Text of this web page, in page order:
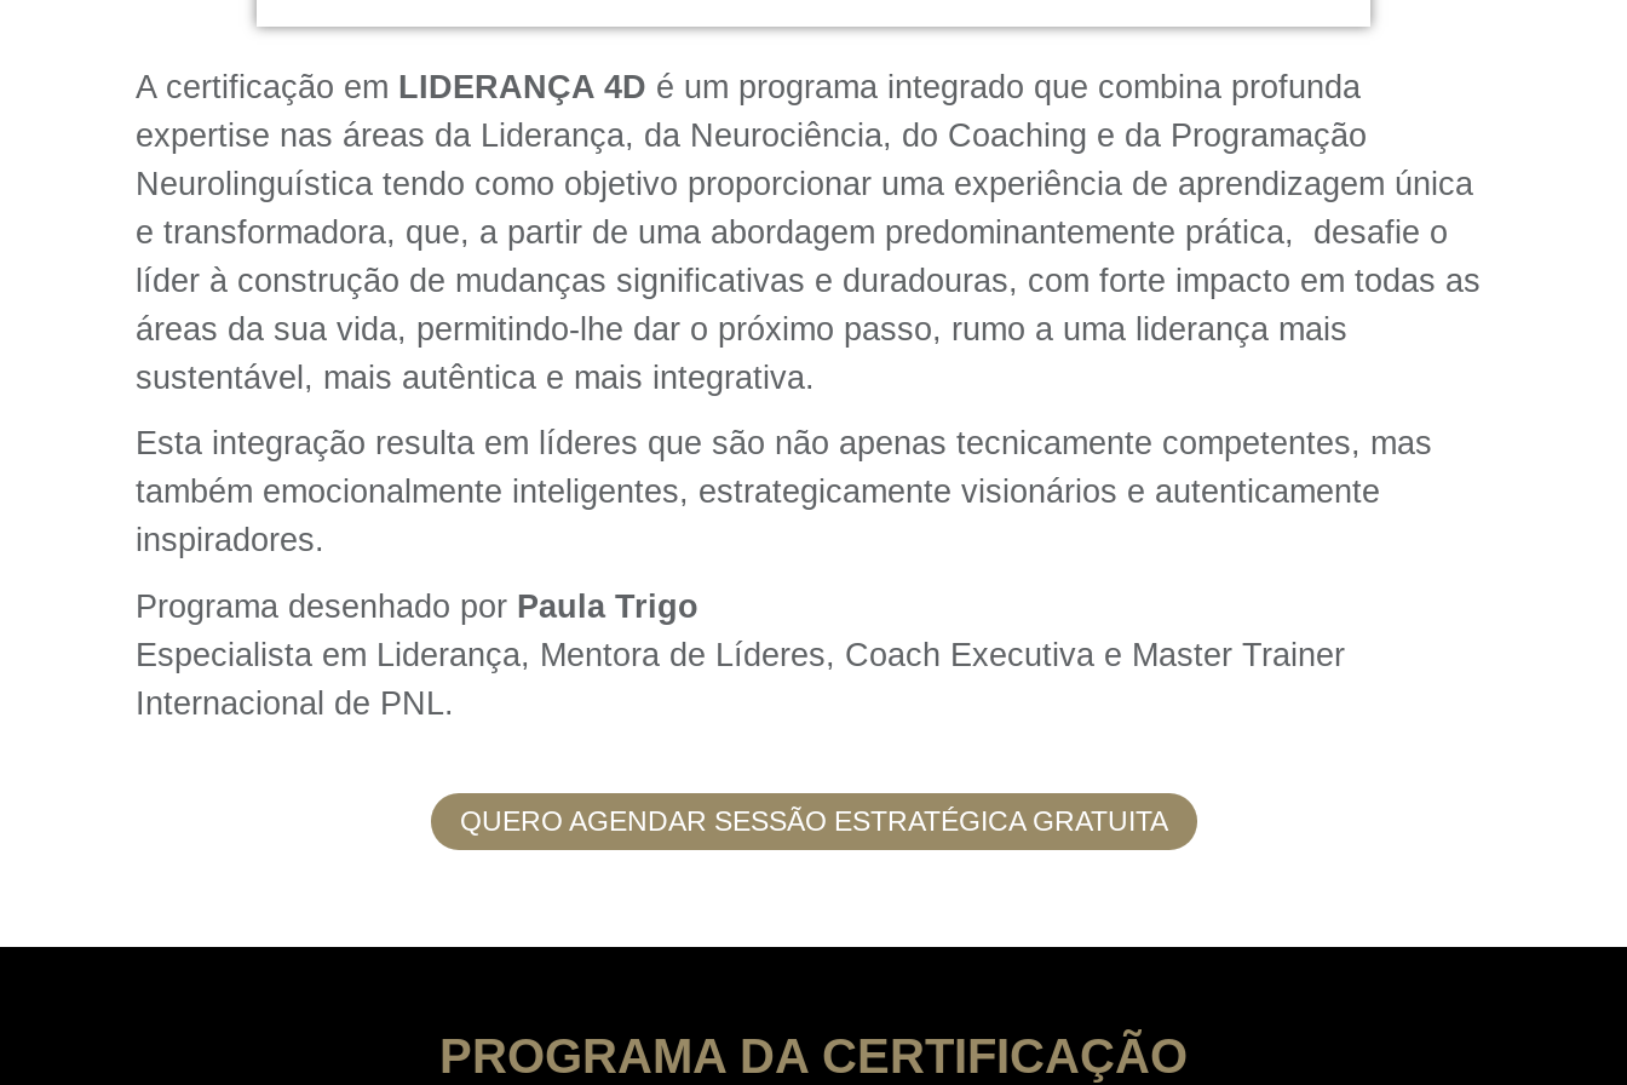
A certificação em LIDERANÇA 4D é um programa integrado que combina profunda
expertise nas áreas da Liderança, da Neurociência, do Coaching e da Programação
Neurolinguística tendo como objetivo proporcionar uma experiência de aprendizagem única
e transformadora, que, a partir de uma abordagem predominantemente prática, desafie o
líder à construção de mudanças significativas e duradouras, com forte impacto em todas as
áreas da sua vida, permitindo-lhe dar o próximo passo, rumo a uma liderança mais
sustentável, mais autêntica e mais integrativa.
Esta integração resulta em líderes que são não apenas tecnicamente competentes, mas
também emocionalmente inteligentes, estrategicamente visionários e autenticamente
inspiradores.
Programa desenhado por Paula Trigo
Especialista em Liderança, Mentora de Líderes, Coach Executiva e Master Trainer
Internacional de PNL.
QUERO AGENDAR SESSÃO ESTRATÉGICA GRATUITA
PROGRAMA DA CERTIFICAÇÃO